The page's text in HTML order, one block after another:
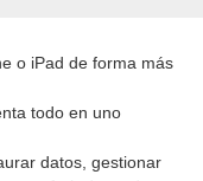
o iPad de forma más
todo en uno
datos, gestionar